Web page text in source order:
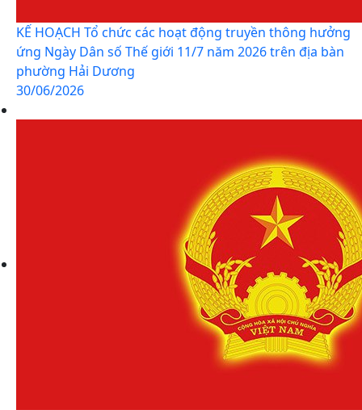
KẾ HOẠCH Tổ chức các hoạt động truyền thông hưởng
ứng Ngày Dân số Thế giới 11/7 năm 2026 trên địa bàn
phường Hải Dương
30/06/2026